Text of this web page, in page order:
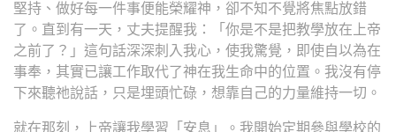
堅持、做好每一件事便能榮耀神，卻不知不覺將焦點放錯
了。直到有一天，丈夫提醒我：「你是不是把教學放在上帝
之前了？」這句話深深刺入我心，使我驚覺，即使自以為在
事奉，其實已讓工作取代了神在我生命中的位置。我沒有停
下來聽祂說話，只是埋頭忙碌，想靠自己的力量維持一切。
就在那刻，上帝讓我學習「安息」。我開始定期參與學校的